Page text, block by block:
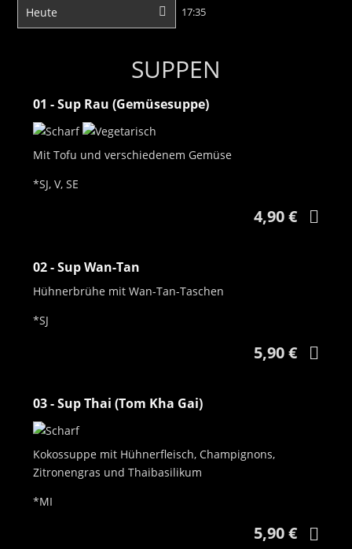
SUPPEN
01 - Sup Rau (Gemüsesuppe)
Mit Tofu und verschiedenem Gemüse
*SJ, V, SE
4,90 €
02 - Sup Wan-Tan
Hühnerbrühe mit Wan-Tan-Taschen
*SJ
5,90 €
03 - Sup Thai (Tom Kha Gai)
Kokossuppe mit Hühnerfleisch, Champignons,
Zitronengras und Thaibasilikum
*MI
5,90 €